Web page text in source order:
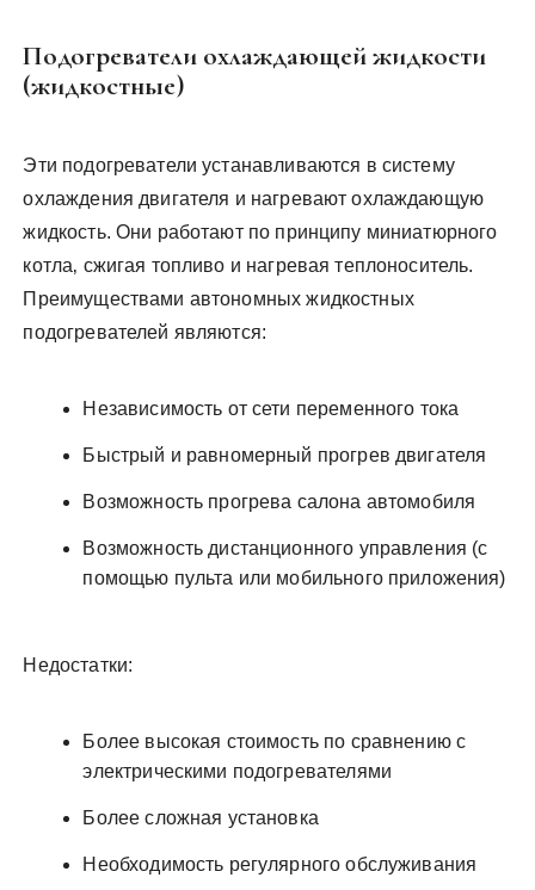
Подогреватели охлаждающей жидкости
(жидкостные)
Эти подогреватели устанавливаются в систему
охлаждения двигателя и нагревают охлаждающую
жидкость. Они работают по принципу миниатюрного
котла‚ сжигая топливо и нагревая теплоноситель.
Преимуществами автономных жидкостных
подогревателей являются:
Независимость от сети переменного тока
Быстрый и равномерный прогрев двигателя
Возможность прогрева салона автомобиля
Возможность дистанционного управления (с
помощью пульта или мобильного приложения)
Недостатки:
Более высокая стоимость по сравнению с
электрическими подогревателями
Более сложная установка
Необходимость регулярного обслуживания